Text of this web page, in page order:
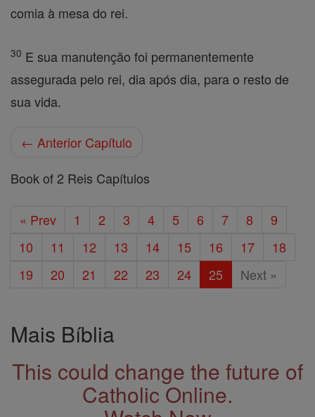
comia à mesa do rei.
30 E sua manutenção foi permanentemente
assegurada pelo rei, dia após dia, para o resto de
sua vida.
← Anterior Capítulo
Book of 2 Reis Capítulos
« Prev 1 2 3 4 5 6 7 8
9
10
11 12 13 14 15 16 17
18
19
20 21 22 23 24 25 Next »
Mais Bíblia
This could change the future of
Catholic Online.